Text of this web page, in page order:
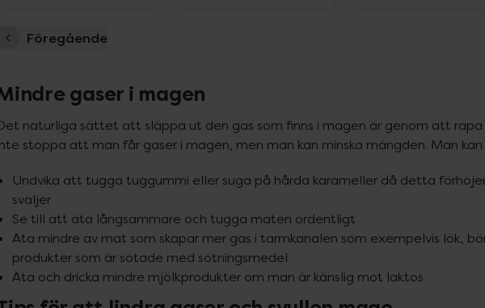
Föregående
gaser i magen
naturliga sättet att släppa ut den gas som finns i magen är genom att
stoppa att man får gaser i magen, men man kan minska mängden. Man
Undvika att tugga tuggummi eller suga på hårda karameller då detta
sväljer
Se till att äta långsammare och tugga maten ordentligt
Äta mindre av mat som skapar mer gas i tarmkanalen som exempelvis lök,
produkter som är sötade med sötningsmedel
Äta och dricka mindre mjölkprodukter om man är känslig mot laktos